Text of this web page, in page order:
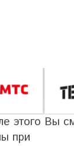
этого Вы
при